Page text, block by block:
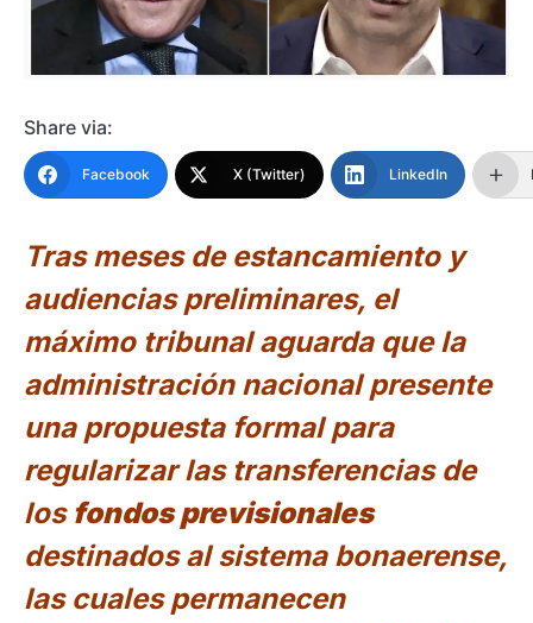
Share via:
Facebook X (Twitter) LinkedIn
Tras meses de estancamiento y
audiencias preliminares, el
máximo tribunal aguarda que la
administración nacional presente
una propuesta formal para
regularizar las transferencias de
los fondos previsionales
destinados al sistema bonaerense,
las cuales permanecen